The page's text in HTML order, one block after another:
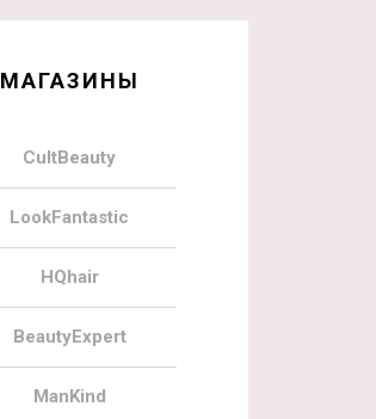
МАГАЗИНЫ
CultBeauty
LookFantastic
HQhair
BeautyExpert
ManKind